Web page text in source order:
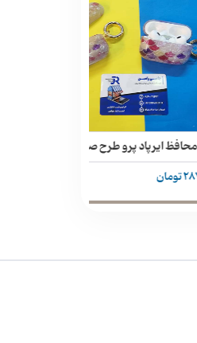
کاور محافظ ایرپاد پرو طرح صدفی رنگین‌کمانی